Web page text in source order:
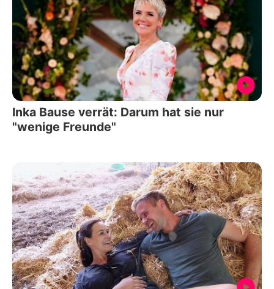
Inka Bause verrät: Darum hat sie nur
"wenige Freunde"